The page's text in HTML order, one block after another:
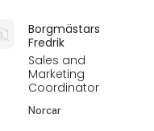
Borgmästars
Fredrik
Sales and
Marketing
Coordinator
Norcar